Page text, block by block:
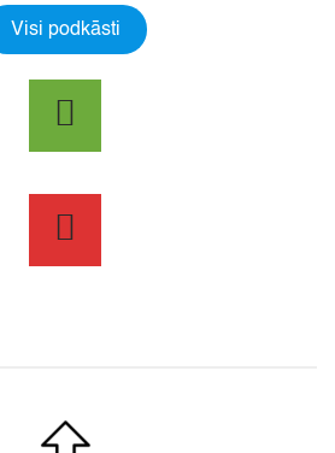
Visi podkāsti